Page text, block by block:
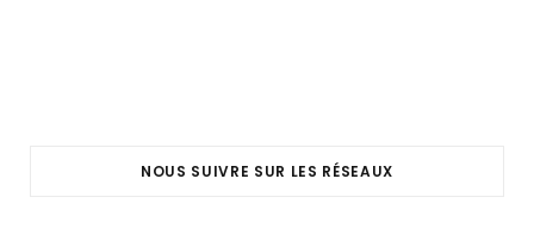
NOUS SUIVRE SUR LES RÉSEAUX